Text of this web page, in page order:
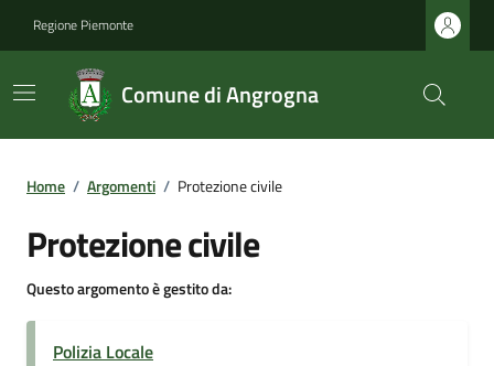
Regione Piemonte
Comune di Angrogna
Home / Argomenti / Protezione civile
Protezione civile
Questo argomento è gestito da:
Polizia Locale